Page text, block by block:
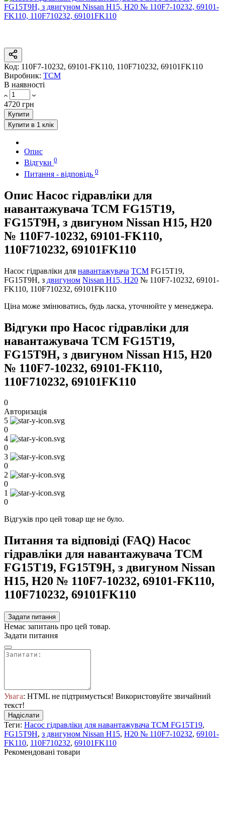
Код: 110F7-10232, 69101-FK110, 110F710232, 69101FK110
Виробник: TCM
В наявності
4720 грн
Купити
Купити в 1 клік
Опис
Відгуки 0
Питання - відповідь 0
Опис Насос гідравліки для
навантажувача TCM FG15T19,
FG15T9H, з двигуном Nissan H15, H20
№ 110F7-10232, 69101-FK110,
110F710232, 69101FK110
Насос гідравліки для навантажувача TCM FG15T19,
FG15T9H, з двигуном Nissan H15, H20 № 110F7-10232, 69101-
FK110, 110F710232, 69101FK110
Ціна може змінюватись, будь ласка, уточнюйте у менеджера.
Відгуки про Насос гідравліки для
навантажувача TCM FG15T19,
FG15T9H, з двигуном Nissan H15, H20
№ 110F7-10232, 69101-FK110,
110F710232, 69101FK110
0
Авторизація
5
0
4
0
3
0
2
0
1
0
Відгуків про цей товар ще не було.
Питання та відповіді (FAQ) Насос
гідравліки для навантажувача TCM
FG15T19, FG15T9H, з двигуном Nissan
H15, H20 № 110F7-10232, 69101-FK110,
110F710232, 69101FK110
Задати питання
Немає запитань про цей товар.
Задати питання
Увага: HTML не підтримується! Використовуйте звичайний
текст!
Надіслати
Теги: Насос гідравліки для навантажувача TCM FG15T19,
FG15T9H, з двигуном Nissan H15, H20 № 110F7-10232, 69101-
FK110, 110F710232, 69101FK110
Рекомендовані товари